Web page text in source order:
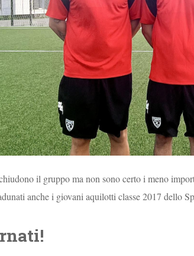
il gruppo ma non sono certo i meno
anche i giovani aquilotti classe 2017 dello